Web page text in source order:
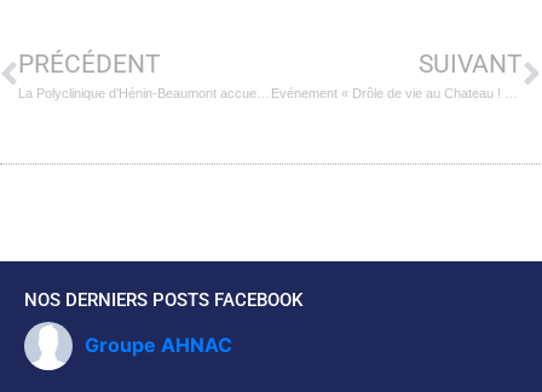
PRÉCÉDENT SUIVANT
NOS DERNIERS POSTS FACEBOOK
Groupe AHNAC